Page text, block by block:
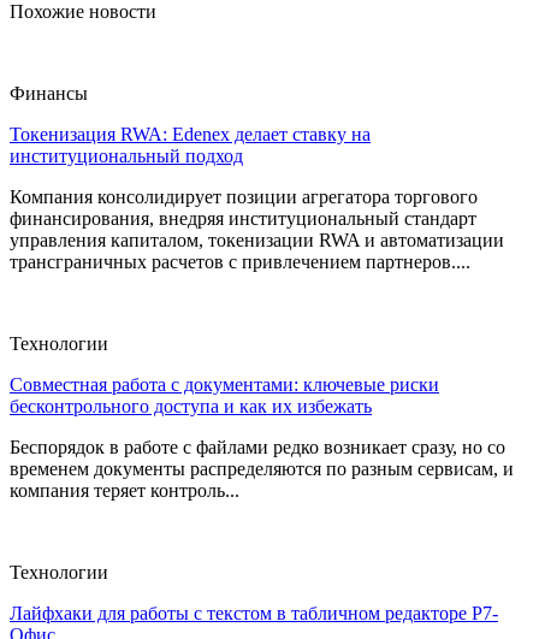
Похожие новости
Финансы
Токенизация RWA: Edenex делает ставку на
институциональный подход
Компания консолидирует позиции агрегатора торгового
финансирования, внедряя институциональный стандарт
управления капиталом, токенизации RWA и автоматизации
трансграничных расчетов с привлечением партнеров....
Технологии
Совместная работа с документами: ключевые риски
бесконтрольного доступа и как их избежать
Беспорядок в работе с файлами редко возникает сразу, но со
временем документы распределяются по разным сервисам, и
компания теряет контроль...
Технологии
Лайфхаки для работы с текстом в табличном редакторе Р7-